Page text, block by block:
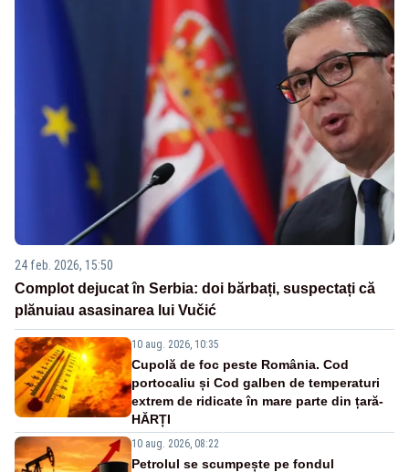
24 feb. 2026, 15:50
Complot dejucat în Serbia: doi bărbați, suspectați că
plănuiau asasinarea lui Vučić
10 aug. 2026, 10:35
Cupolă de foc peste România. Cod
portocaliu și Cod galben de temperaturi
extrem de ridicate în mare parte din țară-
HĂRȚI
10 aug. 2026, 08:22
Petrolul se scumpește pe fondul